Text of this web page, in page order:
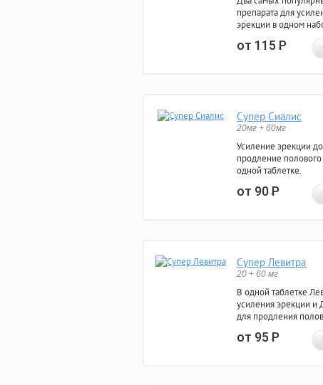
препарата для
эрекции в одном
от 115Р
Супер Сиалис
20мг + 60мг
Усиление эрекции
продление полового
одной таблетке.
от 90Р
Супер Левитра
20 + 60 мг
В одной таблетке
усиления эрекции и
для продления
от 95Р